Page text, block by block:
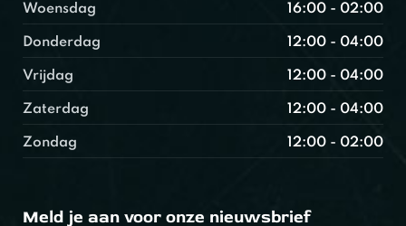
Woensdag 16:00 - 02:00
Donderdag 12:00 - 04:00
Vrijdag 12:00 - 04:00
Zaterdag 12:00 - 04:00
Zondag 12:00 - 02:00
Meld je aan voor onze nieuwsbrief